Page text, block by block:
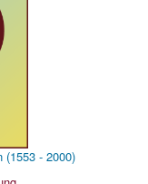
- 2000)